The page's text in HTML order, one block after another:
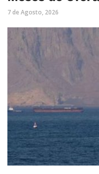
7 de Agosto, 2026